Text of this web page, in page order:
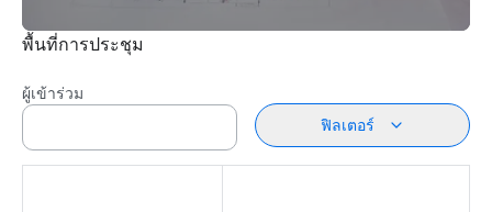
พื้นที่การประชุม
ผู้เข้าร่วม
ฟิลเตอร์